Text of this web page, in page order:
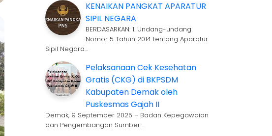
KENAIKAN PANGKAT APARATUR
SIPIL NEGARA
BERDASARKAN: 1. Undang-undang
Nomor 5 Tahun 2014 tentang Aparatur
Sipil Negara…
Pelaksanaan Cek Kesehatan
Gratis (CKG) di BKPSDM
Kabupaten Demak oleh
Puskesmas Gajah II
Demak, 9 September 2025 – Badan Kepegawaian
dan Pengembangan Sumber …